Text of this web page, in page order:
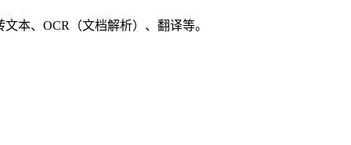
本、OCR（文档解析）、翻译等。